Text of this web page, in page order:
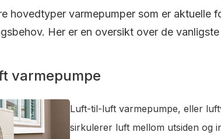
hovedtyper varmepumper som er aktuelle
Her er en oversikt over de
varmepumpe
Luft-til-luft varmepumpe, eller
sirkulerer luft mellom utsiden og